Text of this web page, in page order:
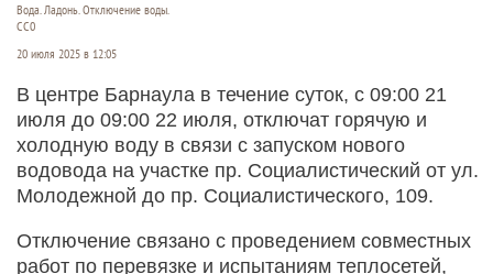
Вода. Ладонь. Отключение воды.
СС0
20 июля 2025 в 12:05
В центре Барнаула в течение суток, с 09:00 21
июля до 09:00 22 июля, отключат горячую и
холодную воду в связи с запуском нового
водовода на участке пр. Социалистический от ул.
Молодежной до пр. Социалистического, 109.
Отключение связано с проведением совместных
работ по перевязке и испытаниям теплосетей,